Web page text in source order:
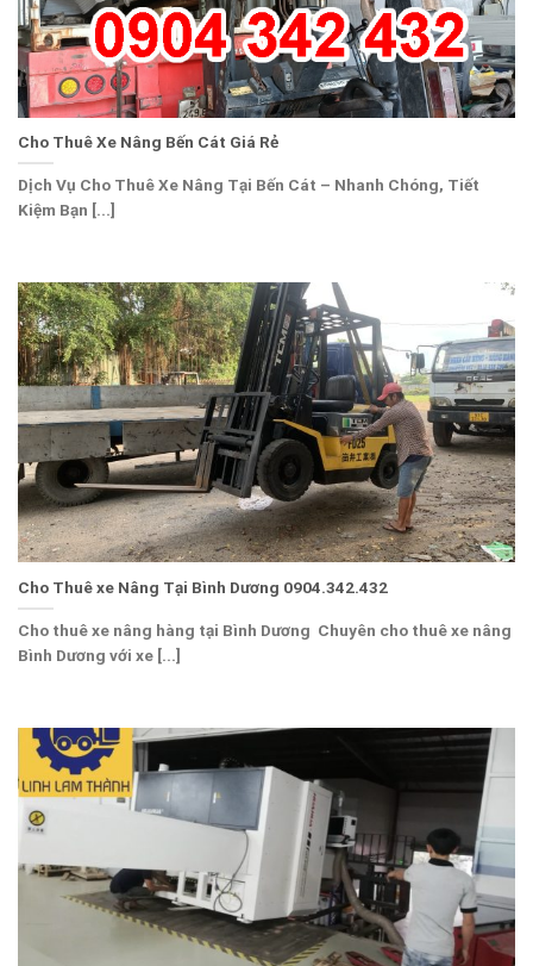
Cho Thuê Xe Nâng Bến Cát Giá Rẻ
Dịch Vụ Cho Thuê Xe Nâng Tại Bến Cát – Nhanh Chóng, Tiết
Kiệm Bạn [...]
Cho Thuê xe Nâng Tại Bình Dương 0904.342.432
Cho thuê xe nâng hàng tại Bình Dương Chuyên cho thuê xe nâng
Bình Dương với xe [...]